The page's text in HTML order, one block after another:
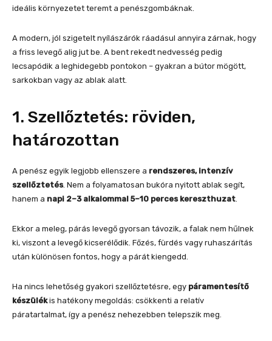
ideális környezetet teremt a penészgombáknak.
A modern, jól szigetelt nyílászárók ráadásul annyira zárnak, hogy
a friss levegő alig jut be. A bent rekedt nedvesség pedig
lecsapódik a leghidegebb pontokon – gyakran a bútor mögött,
sarkokban vagy az ablak alatt.
1. Szellőztetés: röviden,
határozottan
A penész egyik legjobb ellenszere a rendszeres, intenzív
szellőztetés. Nem a folyamatosan bukóra nyitott ablak segít,
hanem a napi 2–3 alkalommal 5–10 perces kereszthuzat.
Ekkor a meleg, párás levegő gyorsan távozik, a falak nem hűlnek
ki, viszont a levegő kicserélődik. Főzés, fürdés vagy ruhaszárítás
után különösen fontos, hogy a párát kiengedd.
Ha nincs lehetőség gyakori szellőztetésre, egy páramentesítő
készülékis hatékony megoldás: csökkenti a relatív
páratartalmat, így a penész nehezebben telepszik meg.